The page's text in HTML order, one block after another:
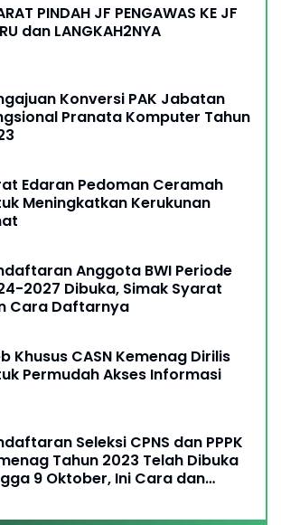
PINDAH JF PENGAWAS KE JF
dan LANGKAH2NYA
Konversi PAK Jabatan
Pranata Komputer Tahun
Edaran Pedoman Ceramah
Meningkatkan Kerukunan
Anggota BWI Periode
2027 Dibuka, Simak Syarat
Cara Daftarnya
Khusus CASN Kemenag Dirilis
Permudah Akses Informasi
Seleksi CPNS dan PPPK
Tahun 2023 Telah Dibuka
9 Oktober, Ini Cara dan